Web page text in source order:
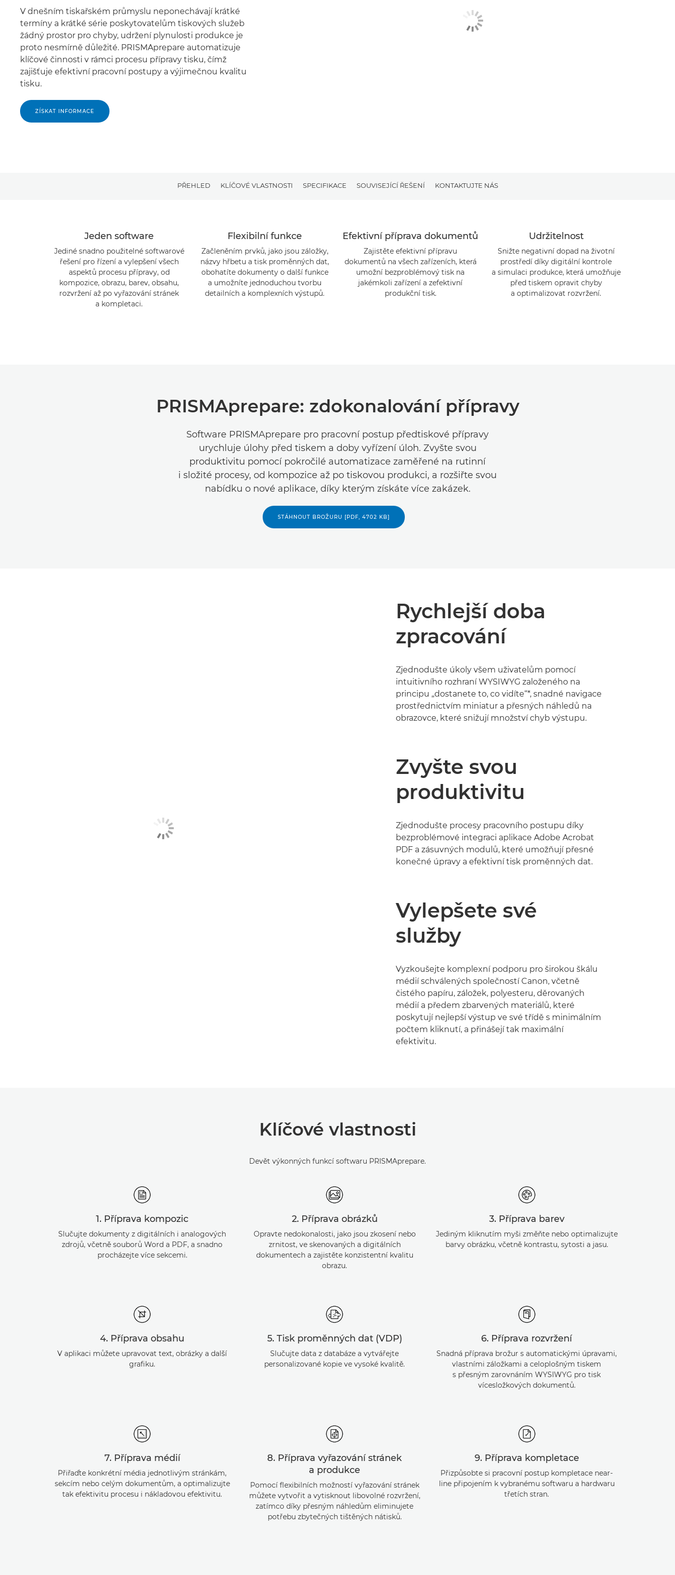
V dnešním tiskařském průmyslu neponechávají krátké
termíny a krátké série poskytovatelům tiskových služeb
žádný prostor pro chyby, udržení plynulosti produkce je
proto nesmírně důležité. PRISMAprepare automatizuje
klíčové činnosti v rámci procesu přípravy tisku, čímž
zajišťuje efektivní pracovní postupy a výjimečnou kvalitu
tisku.
ZÍSKAT INFORMACE
PŘEHLED KLÍČOVÉ VLASTNOSTI SPECIFIKACE SOUVISEJÍCÍ ŘEŠENÍ KONTAKTUJTE NÁS
Jeden software
Jediné snadno použitelné softwarové
řešení pro řízení a vylepšení všech
aspektů procesu přípravy, od
kompozice, obrazu, barev, obsahu,
rozvržení až po vyřazování stránek
a kompletaci.
Flexibilní funkce
Začleněním prvků, jako jsou záložky,
názvy hřbetu a tisk proměnných dat,
obohatíte dokumenty o další funkce
a umožníte jednoduchou tvorbu
detailních a komplexních výstupů.
Efektivní příprava dokumentů
Zajistěte efektivní přípravu
dokumentů na všech zařízeních, která
umožní bezproblémový tisk na
jakémkoli zařízení a zefektivní
produkční tisk.
Udržitelnost
Snižte negativní dopad na životní
prostředí díky digitální kontrole
a simulaci produkce, která umožňuje
před tiskem opravit chyby
a optimalizovat rozvržení.
PRISMAprepare: zdokonalování přípravy
Software PRISMAprepare pro pracovní postup předtiskové přípravy
urychluje úlohy před tiskem a doby vyřízení úloh. Zvyšte svou
produktivitu pomocí pokročilé automatizace zaměřené na rutinní
i složité procesy, od kompozice až po tiskovou produkci, a rozšiřte svou
nabídku o nové aplikace, díky kterým získáte více zakázek.
STÁHNOUT BROŽURU [PDF, 4702 KB]
Rychlejší doba
zpracování
Zjednodušte úkoly všem uživatelům pomocí
intuitivního rozhraní WYSIWYG založeného na
principu „dostanete to, co vidíte“*, snadné navigace
prostřednictvím miniatur a přesných náhledů na
obrazovce, které snižují množství chyb výstupu.
Zvyšte svou
produktivitu
Zjednodušte procesy pracovního postupu díky
bezproblémové integraci aplikace Adobe Acrobat
PDF a zásuvných modulů, které umožňují přesné
konečné úpravy a efektivní tisk proměnných dat.
Vylepšete své
služby
Vyzkoušejte komplexní podporu pro širokou škálu
médií schválených společností Canon, včetně
čistého papíru, záložek, polyesteru, děrovaných
médií a předem zbarvených materiálů, které
poskytují nejlepší výstup ve své třídě s minimálním
počtem kliknutí, a přinášejí tak maximální
efektivitu.
Klíčové vlastnosti
Devět výkonných funkcí softwaru PRISMAprepare.
1. Příprava kompozic
Slučujte dokumenty z digitálních i analogových
zdrojů, včetně souborů Word a PDF, a snadno
procházejte více sekcemi.
2. Příprava obrázků
Opravte nedokonalosti, jako jsou zkosení nebo
zrnitost, ve skenovaných a digitálních
dokumentech a zajistěte konzistentní kvalitu
obrazu.
3. Příprava barev
Jediným kliknutím myši změňte nebo optimalizujte
barvy obrázku, včetně kontrastu, sytosti a jasu.
4. Příprava obsahu
V aplikaci můžete upravovat text, obrázky a další
grafiku.
5. Tisk proměnných dat (VDP)
Slučujte data z databáze a vytvářejte
personalizované kopie ve vysoké kvalitě.
6. Příprava rozvržení
Snadná příprava brožur s automatickými úpravami,
vlastními záložkami a celoplošným tiskem
s přesným zarovnáním WYSIWYG pro tisk
vícesložkových dokumentů.
7. Příprava médií
Přiřaďte konkrétní média jednotlivým stránkám,
sekcím nebo celým dokumentům, a optimalizujte
tak efektivitu procesu i nákladovou efektivitu.
8. Příprava vyřazování stránek
a produkce
Pomocí flexibilních možností vyřazování stránek
můžete vytvořit a vytisknout libovolné rozvržení,
zatímco díky přesným náhledům eliminujete
potřebu zbytečných tištěných nátisků.
9. Příprava kompletace
Přizpůsobte si pracovní postup kompletace near-
line připojením k vybranému softwaru a hardwaru
třetích stran.